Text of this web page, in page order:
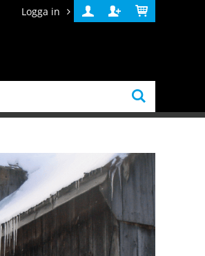
Logga in
Logga
in
Skapa
konto
Varukorg